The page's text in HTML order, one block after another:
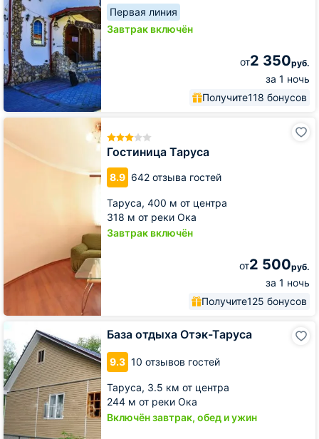
Первая линия
Завтрак включён
от2 350руб.
за 1 ночь
Получите118 бонусов
Гостиница Таруса
8.9 642 отзыва гостей
Таруса, 400 м от центра
318 м от реки Ока
Завтрак включён
от2 500руб.
за 1 ночь
Получите125 бонусов
Гостиница
База отдыха Отэк-Таруса
9.3 10 отзывов гостей
Таруса, 3.5 км от центра
244 м от реки Ока
Включён завтрак, обед и ужин
отдыха
Отэк-
Таруса